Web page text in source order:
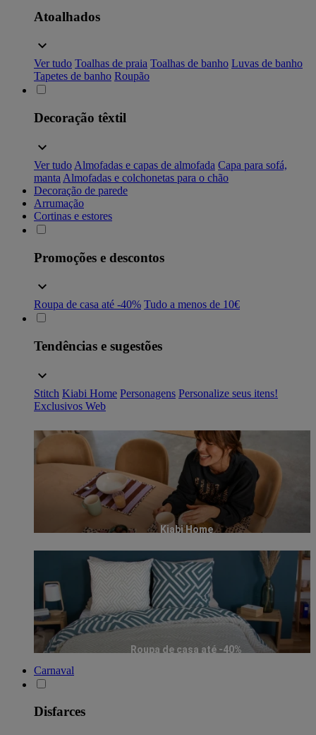
Atoalhados
Ver tudo Toalhas de praia Toalhas de banho Luvas de banho
Tapetes de banho Roupão
Decoração têxtil
Ver tudo Almofadas e capas de almofada Capa para sofá,
manta Almofadas e colchonetas para o chão
Decoração de parede
Arrumação
Cortinas e estores
Promoções e descontos
Roupa de casa até -40% Tudo a menos de 10€
Tendências e sugestões
Stitch Kiabi Home Personagens Personalize seus itens!
Exclusivos Web
Kiabi Home
Roupa de casa até -40%
Carnaval
Disfarces